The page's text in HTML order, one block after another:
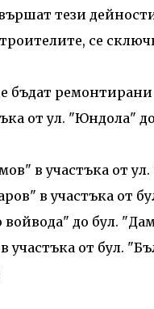
тези
се
бъдат ремонтирани
от ул. "Юндола"
в участъка от
в участъка от
до бул.
участъка от бул.